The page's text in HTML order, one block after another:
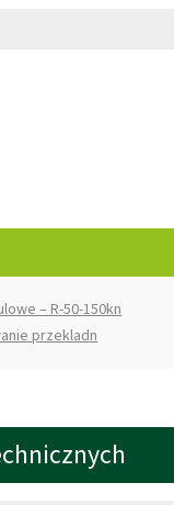
– R-50-150kn
przekladn